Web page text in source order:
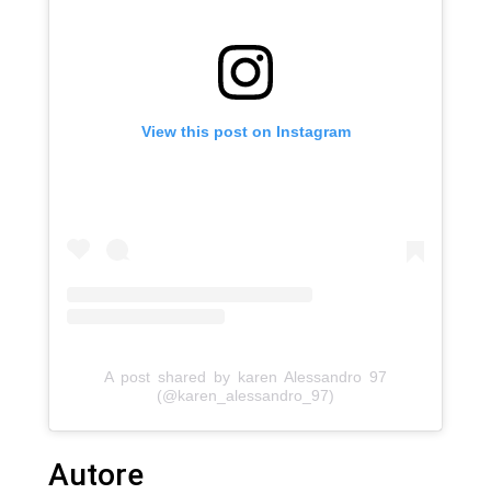
View this post on Instagram
A post shared by karen Alessandro 97
(@karen_alessandro_97)
Autore